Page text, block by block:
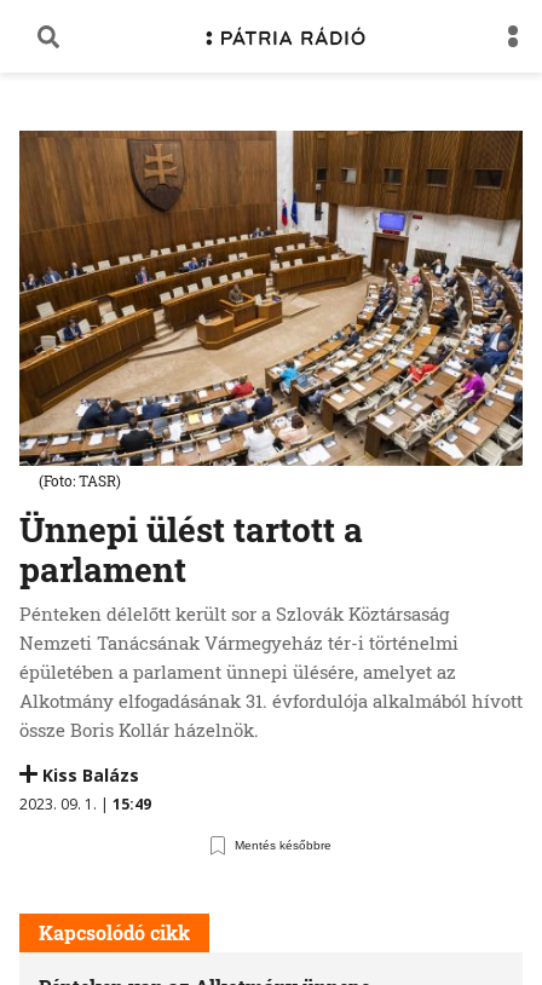
Ünnepi ülést tartott a
parlament
Pénteken délelőtt került sor a Szlovák Köztársaság
Nemzeti Tanácsának Vármegyeház tér-i történelmi
épületében a parlament ünnepi ülésére, amelyet az
Alkotmány elfogadásának 31. évfordulója alkalmából hívott
össze Boris Kollár házelnök.
Kiss Balázs
2023. 09. 1. | 15:49
Mentés későbbre
(Foto: TASR)
Kapcsolódó cikk